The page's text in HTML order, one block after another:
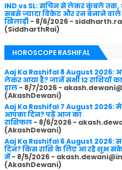
IND vs SL: सचिन से लेकर कुंबले तक,
सबसे ज्यादा विकेट और रन बनाने वाले
खिलाड़ी- 8/6/2026-
(SiddharthRai)
HOROSCOPE RASHIFAL
Aaj Ka Rashifal 8 August 2026:
लेकर आया है? जानें सभी 12 राशियों का
हाल- 8/7/2026-
(AkashDewani)
Aaj Ka Rashifal 7 August 2026:
आपका दिन? पढ़ें आज का
राशिफल- 8/6/2026-
(AkashDewani)
Aaj Ka Rashifal 6 August 2026:
दिन? किस राशि के लिए आ रहे शुभ
में- 8/5/2026-
(AkashDewani)